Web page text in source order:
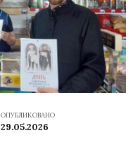
ОПУБЛИКОВАНО
29.05.2026